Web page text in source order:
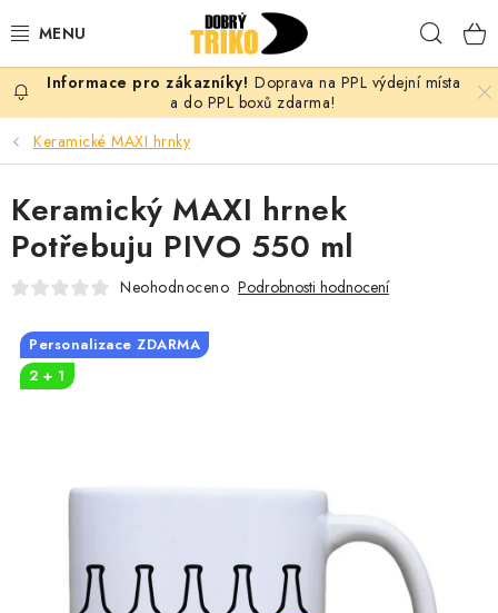
na
PRO ŽENY
PRO MUŽE
PRO DĚTI
PRO PÁRY
VLASTNÍ MOTIV
MIKINY
Doprava na PPL výdejní místa
a do PPL boxů zdarma!
Keramické MAXI hrnky
Keramický MAXI hrnek
Potřebuju PIVO 550 ml
Neohodnoceno Podrobnosti hodnocení
Personalizace ZDARMA
2 + 1